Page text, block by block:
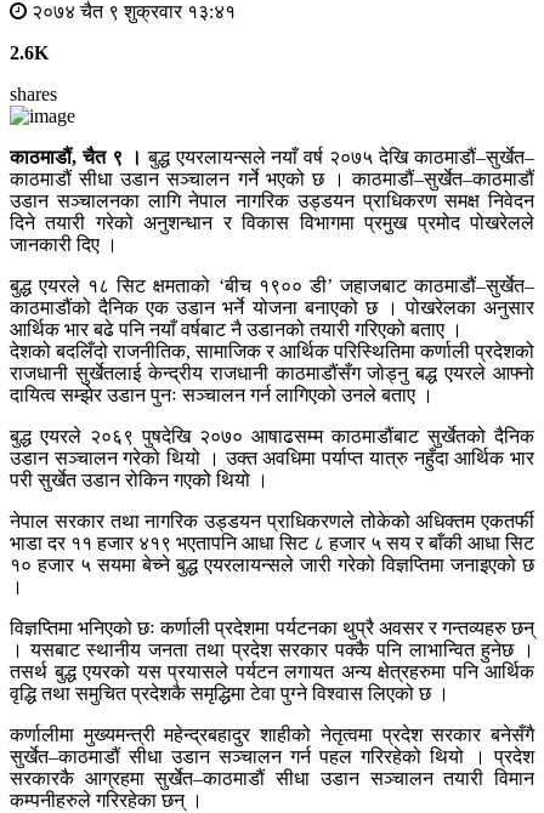
२०७४ चैत ९ शुक्रवार १३:४१
2.6K
shares
काठमाडौं, चैत ९ । बुद्ध एयरलायन्सले नयाँ वर्ष २०७५ देखि काठमाडौं–सुर्खेत–
काठमाडौं सीधा उडान सञ्चालन गर्ने भएको छ । काठमाडौं–सुर्खेत–काठमाडौं
उडान सञ्चालनका लागि नेपाल नागरिक उड्डयन प्राधिकरण समक्ष निवेदन
दिने तयारी गरेको अनुशन्धान र विकास विभागमा प्रमुख प्रमोद पोखरेलले
जानकारी दिए ।
बुद्ध एयरले १८ सिट क्षमताको ‘बीच १९०० डी’ जहाजबाट काठमाडौं–सुर्खेत–
काठमाडौंको दैनिक एक उडान भर्ने योजना बनाएको छ । पोखरेलका अनुसार
आर्थिक भार बढे पनि नयाँ वर्षबाट नै उडानको तयारी गरिएको बताए ।
देशको बदलिँदो राजनीतिक, सामाजिक र आर्थिक परिस्थितिमा कर्णाली प्रदेशको
राजधानी सुर्खेतलाई केन्द्रीय राजधानी काठमाडौंसँग जोड्नु बद्ध एयरले आफ्नो
दायित्व सम्झेर उडान पुनः सञ्चालन गर्न लागिएको उनले बताए ।
बुद्ध एयरले २०६९ पुषदेखि २०७० आषाढसम्म काठमाडौंबाट सुर्खेतको दैनिक
उडान सञ्चालन गरेको थियो । उक्त अवधिमा पर्याप्त यात्रु नहुँदा आर्थिक भार
परी सुर्खेत उडान रोकिन गएको थियो ।
नेपाल सरकार तथा नागरिक उड्डयन प्राधिकरणले तोकेको अधिक्तम एकतर्फी
भाडा दर ११ हजार ४१९ भएतापनि आधा सिट ८ हजार ५ सय र बाँकी आधा सिट
१० हजार ५ सयमा बेच्ने बुद्ध एयरलायन्सले जारी गरेको विज्ञप्तिमा जनाइएको छ
।
विज्ञप्तिमा भनिएको छः कर्णाली प्रदेशमा पर्यटनका थुप्रै अवसर र गन्तव्यहरु छन्
। यसबाट स्थानीय जनता तथा प्रदेश सरकार पक्कै पनि लाभान्वित हुनेछ ।
तसर्थ बुद्ध एयरको यस प्रयासले पर्यटन लगायत अन्य क्षेत्रहरुमा पनि आर्थिक
वृद्धि तथा समुचित प्रदेशकै समृद्धिमा टेवा पुग्ने विश्वास लिएको छ ।
कर्णालीमा मुख्यमन्त्री महेन्द्रबहादुर शाहीको नेतृत्वमा प्रदेश सरकार बनेसँगै
सुर्खेत–काठमाडौं सीधा उडान सञ्चालन गर्न पहल गरिरहेको थियो । प्रदेश
सरकारकै आग्रहमा सुर्खेत–काठमाडौं सीधा उडान सञ्चालन तयारी विमान
कम्पनीहरुले गरिरहेका छन् ।